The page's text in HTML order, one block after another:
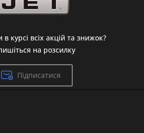
в курсі всіх акцій та знижок?
на розсилку
Підписатися